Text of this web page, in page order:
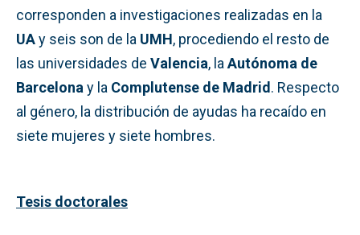
corresponden a investigaciones realizadas en la
UAy seis son de la UMH, procediendo el resto de
las universidades de Valencia, la Autónoma de
Barcelona y la Complutense de Madrid. Respecto
al género, la distribución de ayudas ha recaído en
siete mujeres y siete hombres.
Tesis doctorales